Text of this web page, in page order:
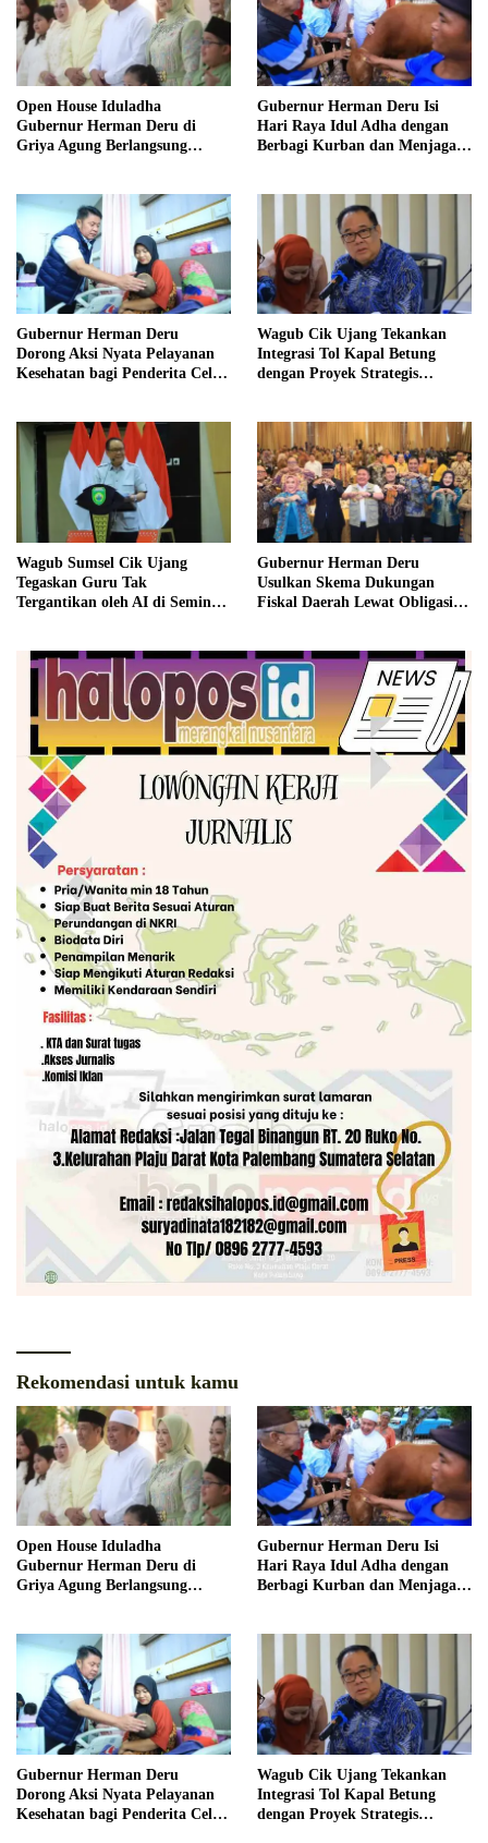
Open House Iduladha
Gubernur Herman Deru di
Griya Agung Berlangsung
Gubernur Herman Deru Isi
Hari Raya Idul Adha dengan
Berbagi Kurban dan Menjaga
Gubernur Herman Deru
Dorong Aksi Nyata Pelayanan
Kesehatan bagi Penderita Celah
Wagub Cik Ujang Tekankan
Integrasi Tol Kapal Betung
dengan Proyek Strategis
Wagub Sumsel Cik Ujang
Tegaskan Guru Tak
Tergantikan oleh AI di Seminar
Gubernur Herman Deru
Usulkan Skema Dukungan
Fiskal Daerah Lewat Obligasi
Rekomendasi untuk kamu
Open House Iduladha
Gubernur Herman Deru di
Griya Agung Berlangsung
Gubernur Herman Deru Isi
Hari Raya Idul Adha dengan
Berbagi Kurban dan Menjaga
Gubernur Herman Deru
Dorong Aksi Nyata Pelayanan
Kesehatan bagi Penderita Celah
Wagub Cik Ujang Tekankan
Integrasi Tol Kapal Betung
dengan Proyek Strategis